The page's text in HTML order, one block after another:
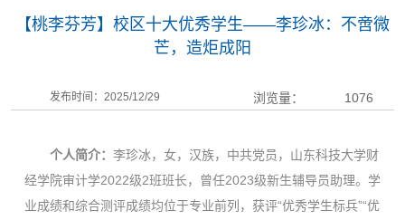
【桃李芬芳】校区十大优秀学生——李珍冰：不啻微
芒，造炬成阳
发布时间：2025/12/29 浏览量： 1076
个人简介： 李珍冰，女，汉族，中共党员，山东科技大学财
经学院审计学2022级2班班长，曾任2023级新生辅导员助理。学
业成绩和综合测评成绩均位于专业前列，获评“优秀学生标兵”“优